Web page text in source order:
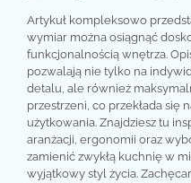
Artykuł kompleksowo
wymiar można osiągnąć
funkcjonalnością wnętrza.
pozwalają nie tylko na
detalu, ale również
przestrzeni, co przekłada się
użytkowania. Znajdziesz tu
aranżacji, ergonomii oraz
zamienić zwykłą kuchnię w
wyjątkowy styl życia.